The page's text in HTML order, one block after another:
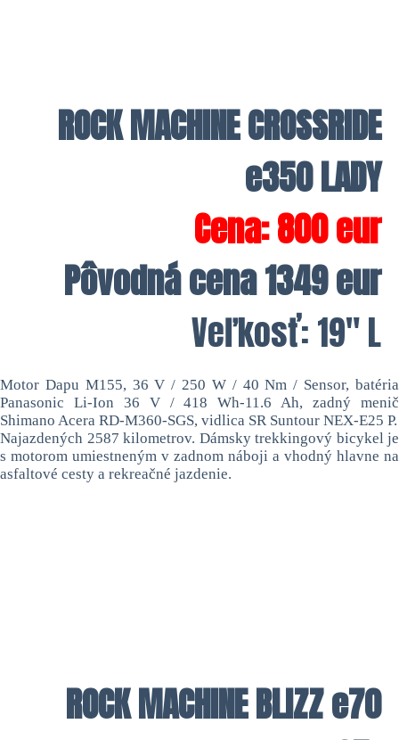
ROCK MACHINE CROSSRIDE
e350 LADY
Cena: 800 eur
Pôvodná cena 1349 eur
Veľkosť: 19″ L
Motor Dapu M155, 36 V / 250 W / 40 Nm / Sensor, batéria
Panasonic Li-Ion 36 V / 418 Wh-11.6 Ah, zadný menič
Shimano Acera RD-M360-SGS, vidlica SR Suntour NEX-E25 P.
Najazdených 2587 kilometrov. Dámsky trekkingový bicykel je
s motorom umiestneným v zadnom náboji a vhodný hlavne na
asfaltové cesty a rekreačné jazdenie.
ROCK MACHINE BLIZZ e70